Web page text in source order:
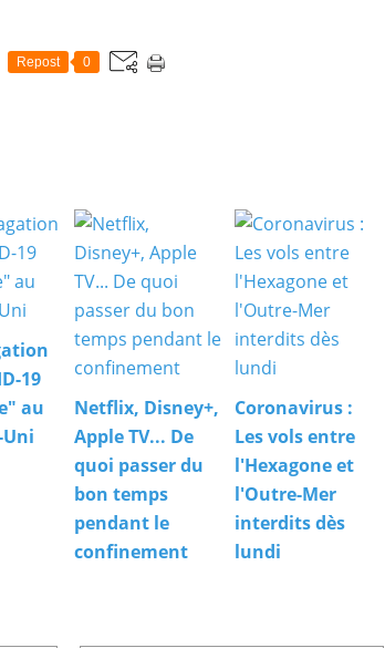
Repost 0
19
au
Netflix, Disney+,
Apple TV... De
quoi passer du
bon temps
pendant le
confinement
Coronavirus :
Les vols entre
l'Hexagone et
l'Outre-Mer
interdits dès
lundi